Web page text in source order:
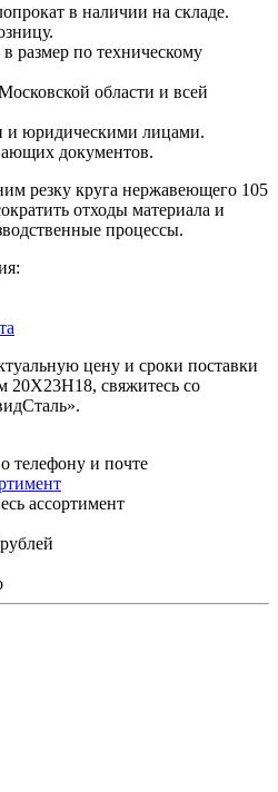
в наличии на складе.
размер по техническому
области и всей
и юридическими лицами.
документов.
резку круга нержавеющего 105
отходы материала и
процессы.
цену и сроки поставки
20Х23Н18, свяжитесь со
телефону и почте
ассортимент